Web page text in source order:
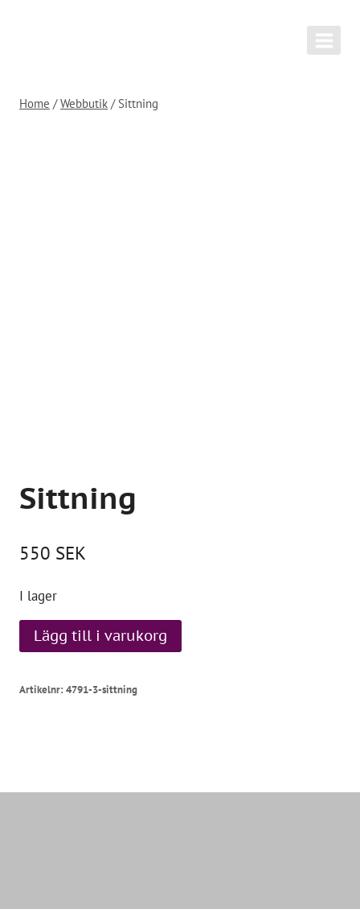
Home / Webbutik / Sittning
Sittning
550 SEK
I lager
Sittning
mängd
Lägg till i varukorg
Artikelnr:4791-3-sittning